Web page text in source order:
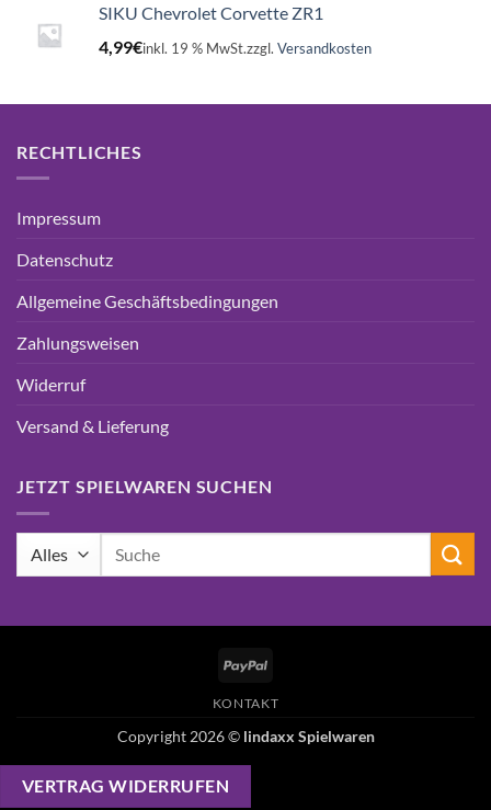
SIKU Chevrolet Corvette ZR1
4,99€inkl. 19 % MwSt.zzgl. Versandkosten
RECHTLICHES
Impressum
Datenschutz
Allgemeine Geschäftsbedingungen
Zahlungsweisen
Widerruf
Versand & Lieferung
JETZT SPIELWAREN SUCHEN
PayPal
KONTAKT
Copyright 2026 © lindaxx Spielwaren
VERTRAG WIDERRUFEN